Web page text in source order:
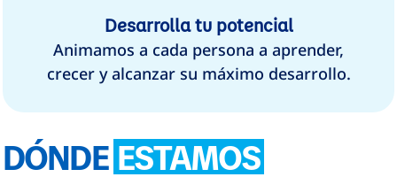
Desarrolla tu potencial
Animamos a cada persona a aprender,
crecer y alcanzar su máximo desarrollo.
DÓNDE ESTAMOS